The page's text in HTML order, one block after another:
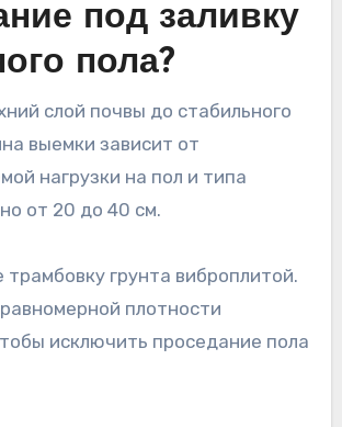
под заливку
пола?
слой почвы до стабильного
выемки зависит от
нагрузки на пол и типа
от 20 до 40 см.
трамбовку грунта виброплитой.
плотности
исключить проседание пола